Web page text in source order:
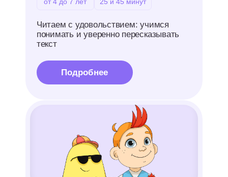
Английский язык
от 4 до 12 лет 25 и 45 минут
Привыкаем говорить и думать
Подробнее